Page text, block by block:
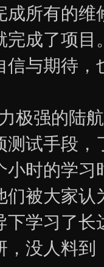
成所有的
完成了项
信与期待
强的陆航
测试手段
小时的学
被大家
下学习了
，没人料